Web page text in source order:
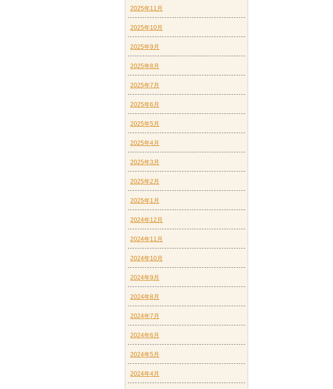
2025年11月
2025年10月
2025年9月
2025年8月
2025年7月
2025年6月
2025年5月
2025年4月
2025年3月
2025年2月
2025年1月
2024年12月
2024年11月
2024年10月
2024年9月
2024年8月
2024年7月
2024年6月
2024年5月
2024年4月